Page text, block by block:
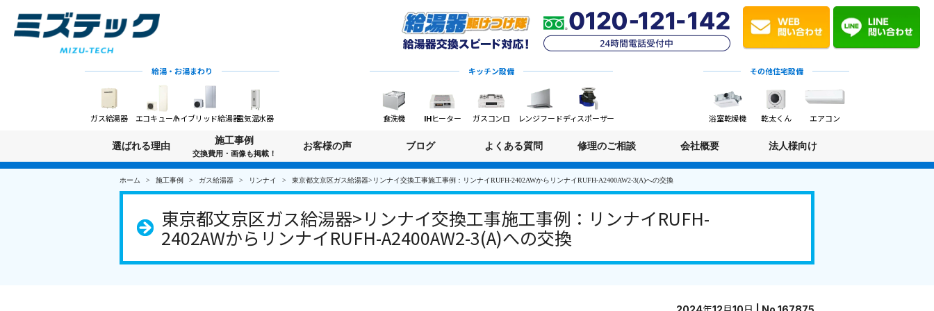
給湯・お湯まわり
ガス給湯器 エコキュートハイブリッド給湯器電気温水器
キッチン設備
食洗機 IHヒーター ガスコンロ レンジフードディスポーザー
その他住宅設備
浴室乾燥機 乾太くん エアコン
選ばれる理由
施工事例
交換費用・画像も掲載！
お客様の声 ブログ よくある質問 修理のご相談 会社概要 法人様向け
ホーム 施工事例 ガス給湯器 リンナイ 東京都文京区ガス給湯器>リンナイ交換工事施工事例：リンナイRUFH-2402AWからリンナイRUFH-A2400AW2-3(A)への交換
東京都文京区ガス給湯器>リンナイ交換工事施工事例：リンナイRUFH-
2402AWからリンナイRUFH-A2400AW2-3(A)への交換